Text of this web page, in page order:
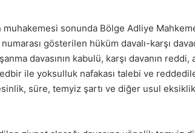
muhakemesi sonunda Bölge Adliye
gösterilen hüküm davalı-karşı
davasının kabulü, karşı davanın reddi,
ile yoksulluk nafakası talebi ve
süre, temyiz şartı ve diğer usul